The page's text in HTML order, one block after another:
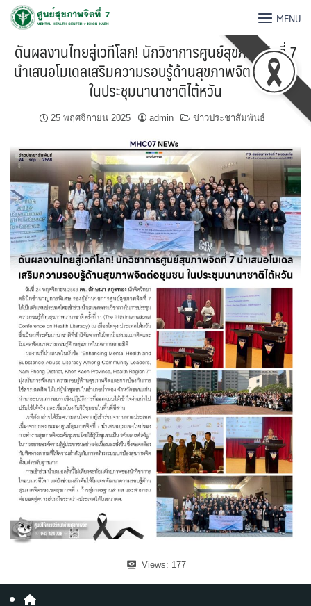
MENU
ดันผลงานไทยสู่เวทีโลก! นักวิชาการศูนย์สุขภาพจิตที่ 7
นำเสนอโมเดลเสริมความรอบรู้ด้านสุขภาพจิตต่อชุมชน
ในประชุมนานาชาติไต้หวัน
25 พฤศจิกายน 2025 admin ข่าวประชาสัมพันธ์
Views: 177